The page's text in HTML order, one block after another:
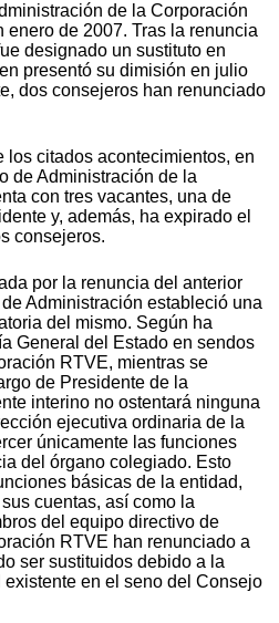
de la Corporación
enero de 2007. Tras la renuncia
designado un sustituto en
presentó su dimisión en julio
dos consejeros han renunciado
los citados acontecimientos, en
de Administración de la
con tres vacantes, una de
y, además, ha expirado el
consejeros.
por la renuncia del anterior
Administración estableció una
del mismo. Según ha
General del Estado en sendos
RTVE, mientras se
de Presidente de la
interino no ostentará ninguna
ejecutiva ordinaria de la
únicamente las funciones
del órgano colegiado. Esto
básicas de la entidad,
cuentas, así como la
del equipo directivo de
RTVE han renunciado a
ser sustituidos debido a la
en el seno del Consejo